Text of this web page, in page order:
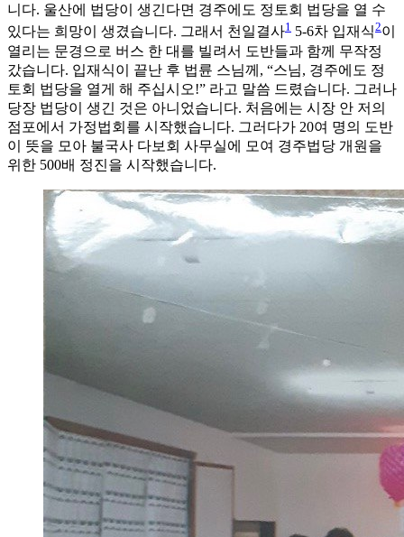
니다. 울산에 법당이 생긴다면 경주에도 정토회 법당을 열 수
있다는 희망이 생겼습니다. 그래서 천일결사1 5-6차 입재식2이
열리는 문경으로 버스 한 대를 빌려서 도반들과 함께 무작정
갔습니다. 입재식이 끝난 후 법륜 스님께, “스님, 경주에도 정
토회 법당을 열게 해 주십시오!” 라고 말씀 드렸습니다. 그러나
당장 법당이 생긴 것은 아니었습니다. 처음에는 시장 안 저의
점포에서 가정법회를 시작했습니다. 그러다가 20여 명의 도반
이 뜻을 모아 불국사 다보회 사무실에 모여 경주법당 개원을
위한 500배 정진을 시작했습니다.